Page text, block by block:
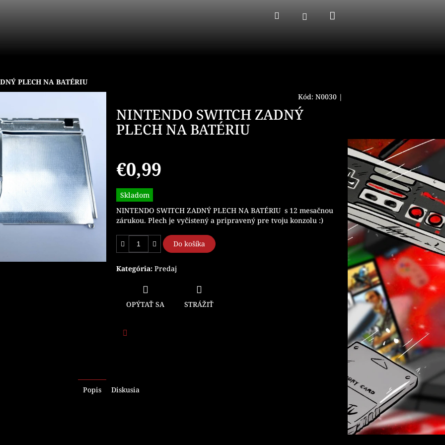
Hľadať Prihlásenie
PLECH NA BATÉRIU
Kód: N0030 |
NINTENDO SWITCH ZADNÝ
PLECH NA BATÉRIU
€0,99
Jednotková
cena:
Skladom
NINTENDO SWITCH ZADNÝ PLECH NA BATÉRIU s 12 mesačnou
zárukou. Plech je vyčistený a pripravený pre tvoju konzolu :)
Do košíka
Kategória: Predaj
OPÝTAŤ SA STRÁŽIŤ
Popis Diskusia